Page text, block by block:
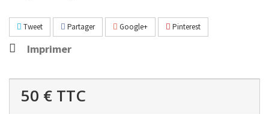
Tweet Partager Google+ Pinterest
Imprimer
50 € TTC